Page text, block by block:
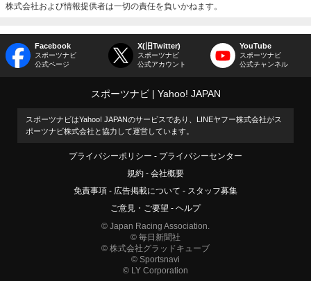
株式会社および情報提供者は一切の責任を負いかねます。
Facebook
スポーツナビ
公式ページ
X(旧Twitter)
スポーツナビ
公式アカウント
YouTube
スポーツナビ
公式チャンネル
スポーツナビ Yahoo! JAPAN
スポーツナビはYahoo! JAPANのサービスであり、LINEヤフー株式会社がス
ポーツナビ株式会社と協力して運営しています。
プライバシーポリシー
プライバシーセンター
規約
会社概要
免責事項
広告掲載について
スタッフ募集
ご意見・ご要望
ヘルプ
© Japan Racing Association.
© 毎日新聞社
© 株式会社グラッドキューブ
© Sportsnavi
© LY Corporation